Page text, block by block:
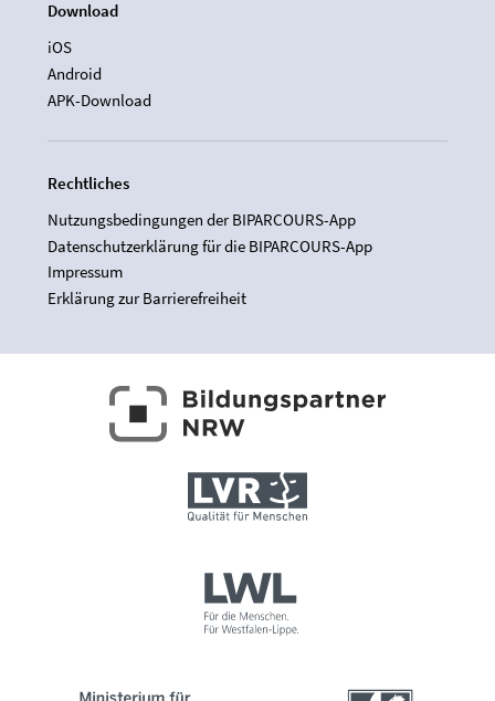
Download
iOS
Android
APK-Download
Rechtliches
Nutzungsbedingungen der BIPARCOURS-App
Datenschutzerklärung für die BIPARCOURS-App
Impressum
Erklärung zur Barrierefreiheit